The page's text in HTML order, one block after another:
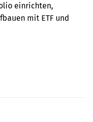
einrichten,
mit ETF und